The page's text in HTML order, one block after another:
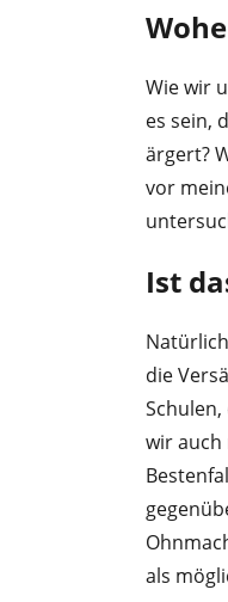
Wie wir
es sein,
ärgert?
vor
Ist
die
wir auch
als